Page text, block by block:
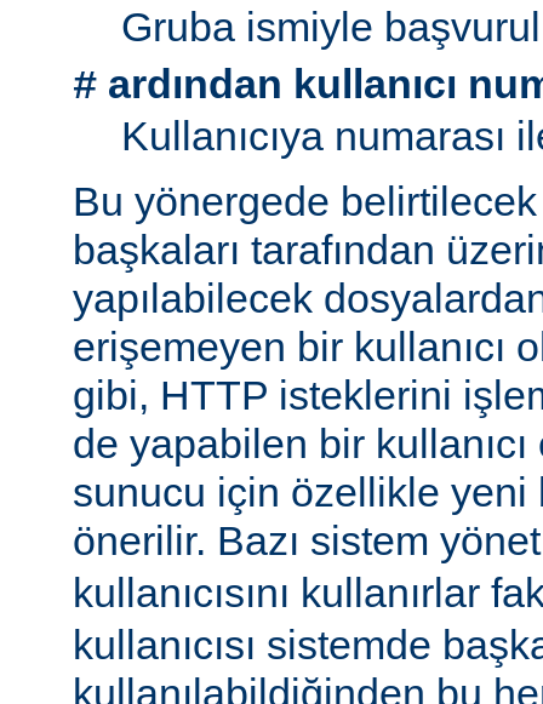
Gruba ismiyle
# ardından kullanıcı
Kullanıcıya numarası
Bu yönergede belirtilecek
başkaları tarafından
yapılabilecek
erişemeyen bir kullanıcı
gibi, HTTP isteklerini
de yapabilen bir kullanıcı
sunucu için özellikle yeni
önerilir. Bazı sistem
kullanıcısını kullanırlar
kullanıcısı sistemde
kullanılabildiğinden bu